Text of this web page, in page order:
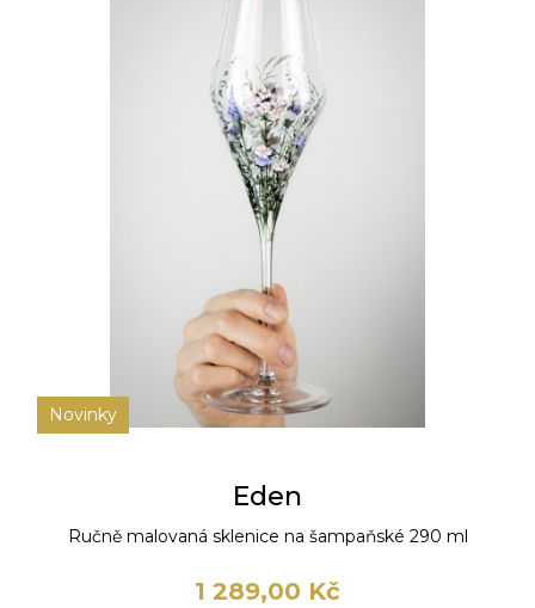
Novinky
Eden
Ručně malovaná sklenice na šampaňské 290 ml
1 289,00 Kč